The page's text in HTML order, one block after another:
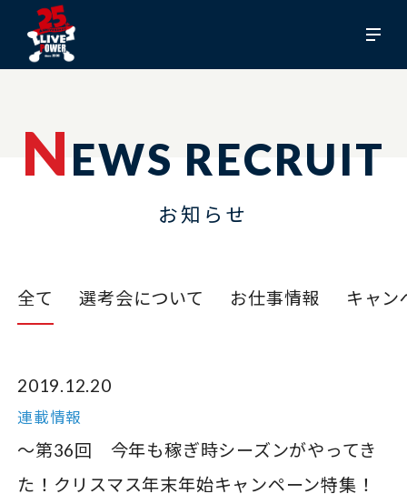
NEWS RECRUIT
お知らせ
全て 選考会について お仕事情報 キャン
2019.12.20
連載情報
～第36回 今年も稼ぎ時シーズンがやってき
た！クリスマス年末年始キャンペーン特集！